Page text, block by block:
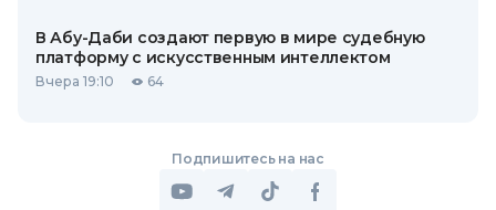
В Абу-Даби создают первую в мире судебную
платформу с искусственным интеллектом
Вчера 19:10 64
Подпишитесь на нас